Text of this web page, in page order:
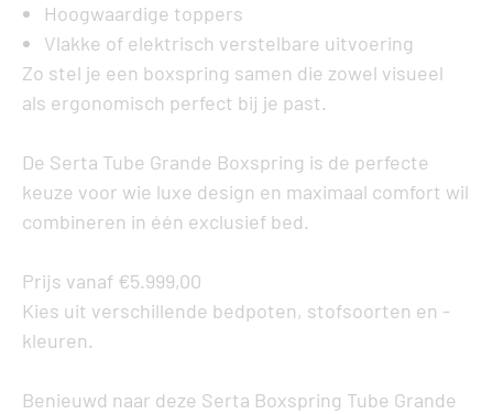
Hoogwaardige toppers
Vlakke of elektrisch verstelbare uitvoering
Zo stel je een boxspring samen die zowel visueel
als ergonomisch perfect bij je past.
De Serta Tube Grande Boxspring is de perfecte
keuze voor wie luxe design en maximaal comfort wil
combineren in één exclusief bed.
Prijs vanaf €5.999,00
Kies uit verschillende bedpoten, stofsoorten en -
kleuren.
Benieuwd naar deze Serta Boxspring Tube Grande